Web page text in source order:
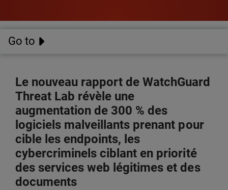
Go to
Le nouveau rapport de WatchGuard
Threat Lab révèle une
augmentation de 300 % des
logiciels malveillants prenant pour
cible les endpoints, les
cybercriminels ciblant en priorité
des services web légitimes et des
documents